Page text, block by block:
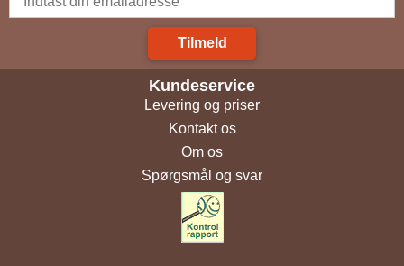
Tilmeld
Kundeservice
Levering og priser
Kontakt os
Om os
Spørgsmål og svar